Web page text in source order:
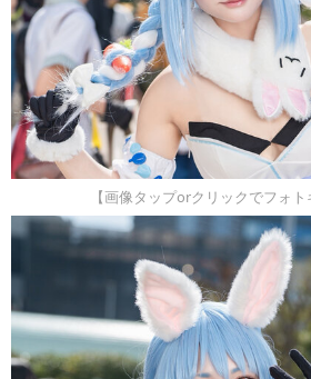
【画像タップorクリックでフォト